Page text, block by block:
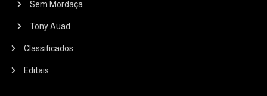
Sem Mordaça
Tony Auad
Classificados
Editais